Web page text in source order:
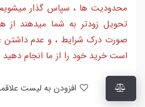
محدودیت ها ، سپاس گذار
تحویل زودتر به شما میدهند از
صورت درک شرایط ، و عدم داشتن
است خرید خود را از ما انجام دهید